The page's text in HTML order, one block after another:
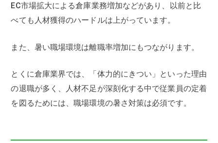
EC市場拡大による倉庫業務増加などがあり、以前と比
べても人材獲得のハードルは上がっています。
また、暑い職場環境は離職率増加にもつながります。
とくに倉庫業界では、「体力的にきつい」といった理由
の退職が多く、人材不足が深刻化する中で従業員の定着
を図るためには、職場環境の暑さ対策は必須です。